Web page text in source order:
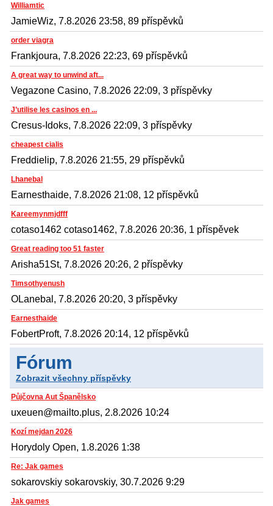
Williamtic
JamieWiz, 7.8.2026 23:58, 89 příspěvků
order viagra
Frankjoura, 7.8.2026 22:23, 69 příspěvků
A great way to unwind aft...
Vegazone Casino, 7.8.2026 22:09, 3 příspěvky
J’utilise les casinos en ...
Cresus-Idoks, 7.8.2026 22:09, 3 příspěvky
cheapest cialis
Freddielip, 7.8.2026 21:55, 29 příspěvků
Lhanebal
Earnesthaide, 7.8.2026 21:08, 12 příspěvků
Kareemynmjdfff
cotaso1462 cotaso1462, 7.8.2026 20:36, 1 příspěvek
Great reading too 51 faster
Arisha51St, 7.8.2026 20:26, 2 příspěvky
Timsothyenush
OLanebal, 7.8.2026 20:20, 3 příspěvky
Earnesthaide
FobertProft, 7.8.2026 20:14, 12 příspěvků
Fórum
Zobrazit všechny příspěvky
Půjčovna Aut Španělsko
uxeuen@mailto.plus, 2.8.2026 10:24
Kozí mejdan 2026
Horydoly Open, 1.8.2026 1:38
Re: Jak games
sokarovskiy sokarovskiy, 30.7.2026 9:29
Jak games